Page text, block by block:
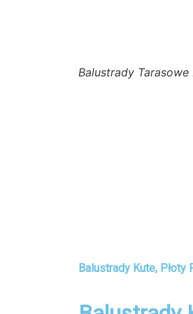
Balustrady Tarasowe
Balustrady Kute, Płoty